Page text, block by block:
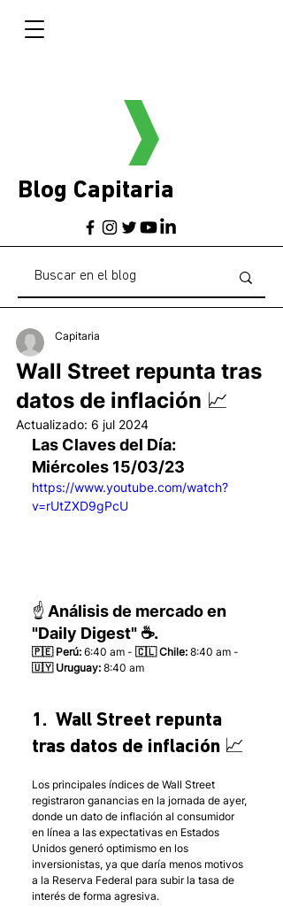
Blog Capitaria
Wall Street repunta tras
datos de inflación 📈
Capitaria
Actualizado: 6 jul 2024
Las Claves del Día:
Miércoles 15/03/23
https://www.youtube.com/watch?
v=rUtZXD9gPcU
☝️ Análisis de mercado en
"Daily Digest" ☕.
🇵🇪 Perú: 6:40 am - 🇨🇱 Chile: 8:40 am -
🇺🇾 Uruguay: 8:40 am
1.  Wall Street repunta
tras datos de inflación 📈
Los principales índices de Wall Street
registraron ganancias en la jornada de ayer,
donde un dato de inflación al consumidor
en línea a las expectativas en Estados
Unidos generó optimismo en los
inversionistas, ya que daría menos motivos
a la Reserva Federal para subir la tasa de
interés de forma agresiva.